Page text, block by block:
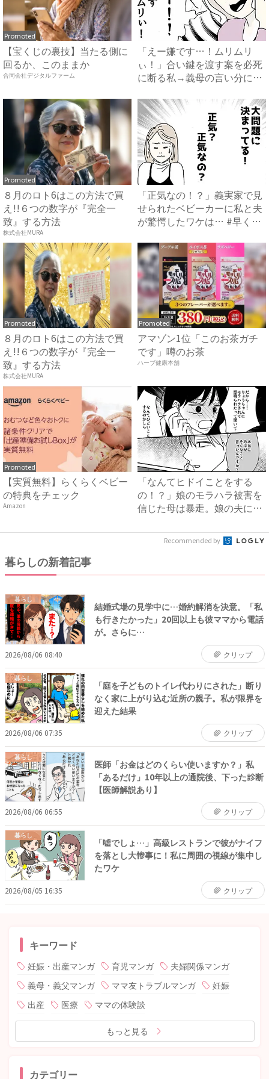
Promoted
【宝くじの裏技】当たる側に
回るか、このままか
合同会社デジタルファーム
「えー嫌です…！ムリムリ
ぃ！」合い鍵を渡す案を必死
に断る私→義母の言い分にあ
Promoted
８月のロト6はこの方法で買
え!!６つの数字が『完全一
致』する方法
株式会社MURA
「正気なの！？」義実家で見
せられたベビーカーに私と夫
が驚愕したワケは… #早く
Promoted
８月のロト6はこの方法で買
え!!６つの数字が『完全一
致』する方法
株式会社MURA
Promoted
アマゾン1位「このお茶ガチ
です」噂のお茶
ハーブ健康本舗
Promoted
【実質無料】らくらくベビー
の特典をチェック
Amazon
「なんてヒドイことをする
の！？」娘のモラハラ被害を
信じた母は暴走。娘の夫に電
Recommended by
暮らしの新着記事
暮らし
結婚式場の見学中に…婚約解消を決意。「私
も行きたかった」20回以上も彼ママから電話
が。さらに…
2026/08/06 08:40 クリップ
暮らし
「庭を子どものトイレ代わりにされた」断り
なく家に上がり込む近所の親子。私が限界を
迎えた結果
2026/08/06 07:35 クリップ
暮らし
医師「お金はどのくらい使いますか？」私
「あるだけ」10年以上の通院後、下った診断
【医師解説あり】
2026/08/06 06:55 クリップ
暮らし
「嘘でしょ…」高級レストランで彼がナイフ
を落とし大惨事に！私に周囲の視線が集中し
たワケ
2026/08/05 16:35 クリップ
キーワード
妊娠・出産マンガ 育児マンガ
夫婦関係マンガ
義母・義父マンガ
ママ友トラブルマンガ
妊娠
出産
医療 ママの体験談
もっと見る
カテゴリー